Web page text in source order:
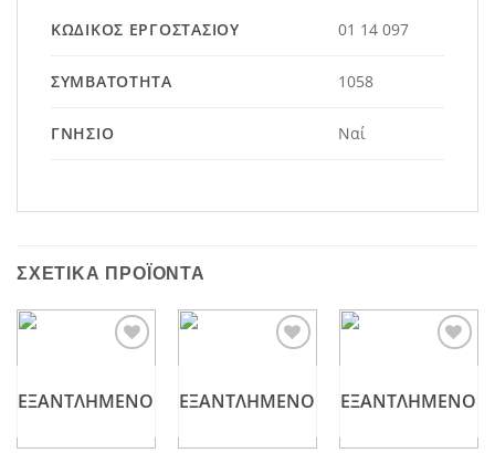
ΚΩΔΙΚΌΣ ΕΡΓΟΣΤΑΣΊΟΥ 01 14 097
ΣΥΜΒΑΤΌΤΗΤΑ 1058
ΓΝΉΣΙΟ Ναί
ΣΧΕΤΙΚΆ ΠΡΟΪΌΝΤΑ
ΕΞΑΝΤΛΗΜΈΝΟ ΕΞΑΝΤΛΗΜΈΝΟ ΕΞΑΝΤΛΗΜΈΝΟ